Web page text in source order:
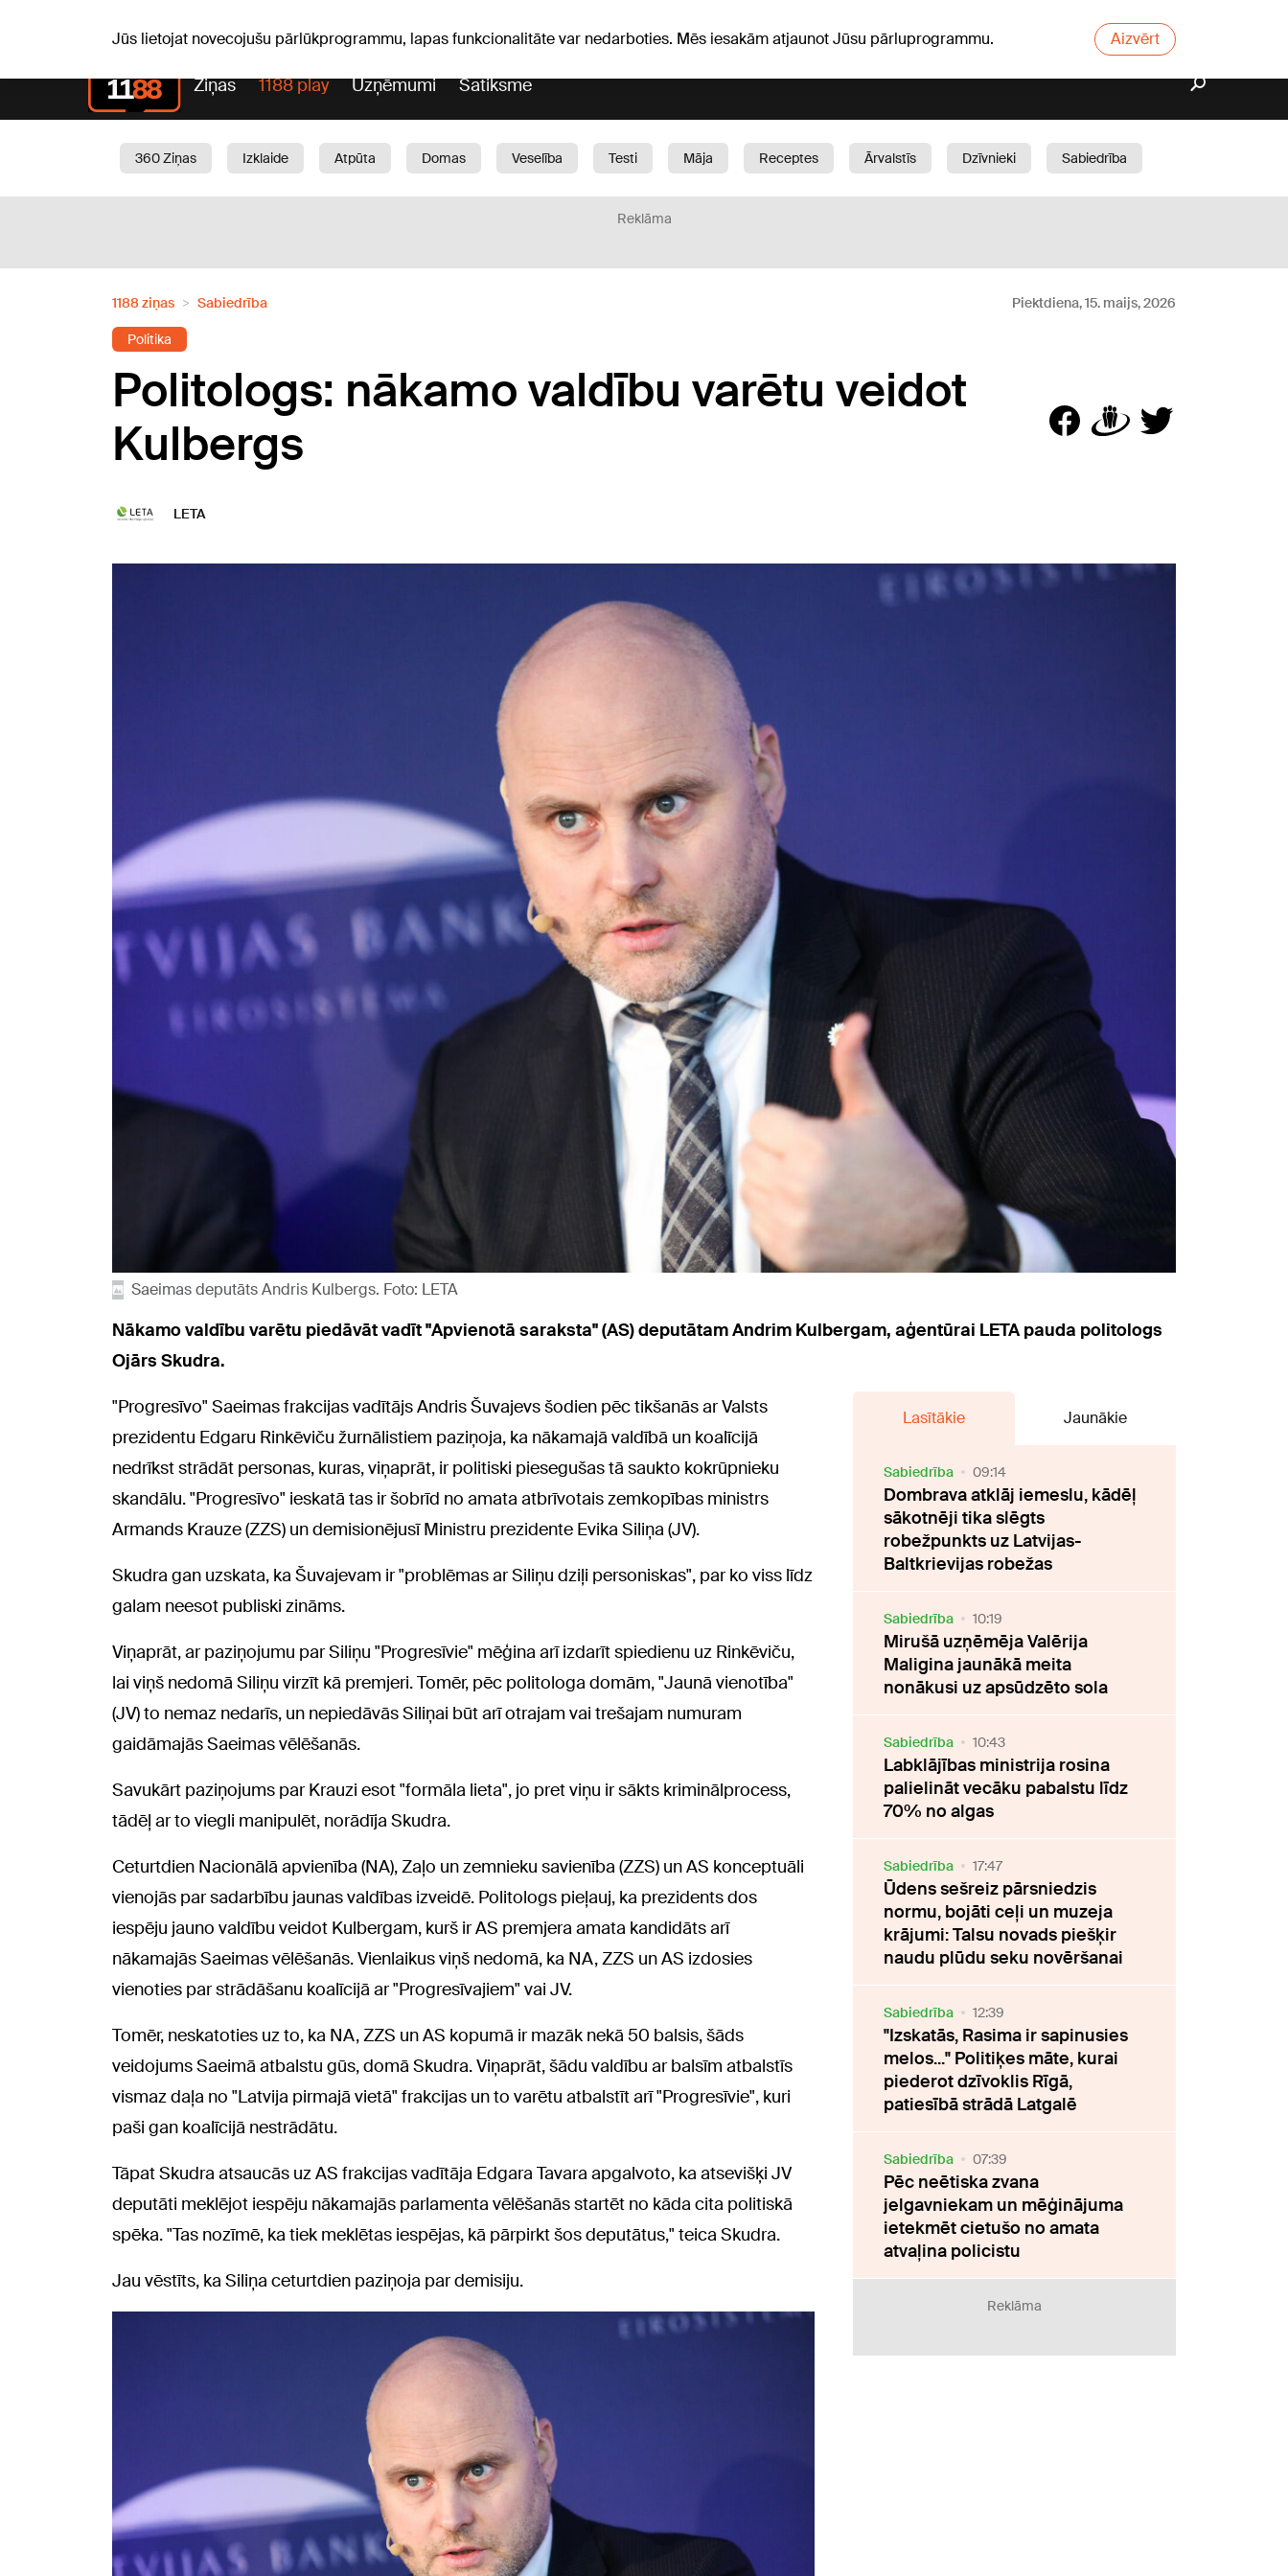
Jūs lietojat novecojušu pārlūkprogrammu, lapas funkcionalitāte var nedarboties. Mēs iesakām atjaunot Jūsu pārluprogrammu. Aizvērt
Ziņas 1188 play Uzņēmumi Satiksme
360 Ziņas Izklaide Atpūta Domas Veselība Testi Māja Receptes Ārvalstīs Dzīvnieki
Sabiedrība
Reklāma
1188 ziņas Sabiedrība Piektdiena, 15. maijs, 2026
Politika
Politologs: nākamo valdību varētu veidot
Kulbergs
LETA
Saeimas deputāts Andris Kulbergs. Foto: LETA
Nākamo valdību varētu piedāvāt vadīt "Apvienotā saraksta" (AS) deputātam Andrim Kulbergam, aģentūrai LETA pauda politologs
Ojārs Skudra.
"Progresīvo" Saeimas frakcijas vadītājs Andris Šuvajevs šodien pēc tikšanās ar Valsts
prezidentu Edgaru Rinkēviču žurnālistiem paziņoja, ka nākamajā valdībā un koalīcijā
nedrīkst strādāt personas, kuras, viņaprāt, ir politiski piesegušas tā saukto kokrūpnieku
skandālu. "Progresīvo" ieskatā tas ir šobrīd no amata atbrīvotais zemkopības ministrs
Armands Krauze (ZZS) un demisionējusī Ministru prezidente Evika Siliņa (JV).
Skudra gan uzskata, ka Šuvajevam ir "problēmas ar Siliņu dziļi personiskas", par ko viss līdz
galam neesot publiski zināms.
Viņaprāt, ar paziņojumu par Siliņu "Progresīvie" mēģina arī izdarīt spiedienu uz Rinkēviču,
lai viņš nedomā Siliņu virzīt kā premjeri. Tomēr, pēc politologa domām, "Jaunā vienotība"
(JV) to nemaz nedarīs, un nepiedāvās Siliņai būt arī otrajam vai trešajam numuram
gaidāmajās Saeimas vēlēšanās.
Savukārt paziņojums par Krauzi esot "formāla lieta", jo pret viņu ir sākts kriminālprocess,
tādēļ ar to viegli manipulēt, norādīja Skudra.
Ceturtdien Nacionālā apvienība (NA), Zaļo un zemnieku savienība (ZZS) un AS konceptuāli
vienojās par sadarbību jaunas valdības izveidē. Politologs pieļauj, ka prezidents dos
iespēju jauno valdību veidot Kulbergam, kurš ir AS premjera amata kandidāts arī
nākamajās Saeimas vēlēšanās. Vienlaikus viņš nedomā, ka NA, ZZS un AS izdosies
vienoties par strādāšanu koalīcijā ar "Progresīvajiem" vai JV.
Tomēr, neskatoties uz to, ka NA, ZZS un AS kopumā ir mazāk nekā 50 balsis, šāds
veidojums Saeimā atbalstu gūs, domā Skudra. Viņaprāt, šādu valdību ar balsīm atbalstīs
vismaz daļa no "Latvija pirmajā vietā" frakcijas un to varētu atbalstīt arī "Progresīvie", kuri
paši gan koalīcijā nestrādātu.
Tāpat Skudra atsaucās uz AS frakcijas vadītāja Edgara Tavara apgalvoto, ka atsevišķi JV
deputāti meklējot iespēju nākamajās parlamenta vēlēšanās startēt no kāda cita politiskā
spēka. "Tas nozīmē, ka tiek meklētas iespējas, kā pārpirkt šos deputātus," teica Skudra.
Jau vēstīts, ka Siliņa ceturtdien paziņoja par demisiju.
Lasītākie Jaunākie
Sabiedrība 09:14
Dombrava atklāj iemeslu, kādēļ
sākotnēji tika slēgts
robežpunkts uz Latvijas-
Baltkrievijas robežas
Sabiedrība 10:19
Mirušā uzņēmēja Valērija
Maligina jaunākā meita
nonākusi uz apsūdzēto sola
Sabiedrība 10:43
Labklājības ministrija rosina
palielināt vecāku pabalstu līdz
70% no algas
Sabiedrība 17:47
Ūdens sešreiz pārsniedzis
normu, bojāti ceļi un muzeja
krājumi: Talsu novads piešķir
naudu plūdu seku novēršanai
Sabiedrība 12:39
"Izskatās, Rasima ir sapinusies
melos..." Politiķes māte, kurai
piederot dzīvoklis Rīgā,
patiesībā strādā Latgalē
Sabiedrība 07:39
Pēc neētiska zvana
jelgavniekam un mēģinājuma
ietekmēt cietušo no amata
atvaļina policistu
Reklāma